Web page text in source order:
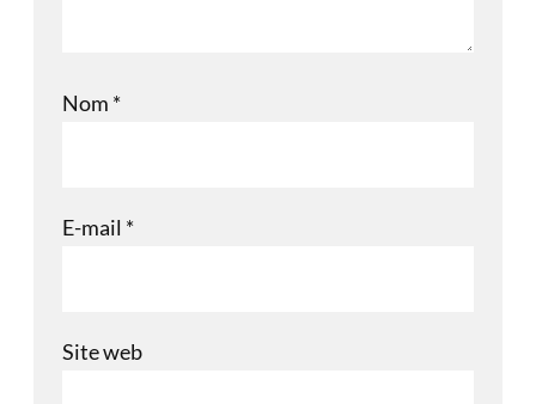
Nom *
E-mail *
Site web